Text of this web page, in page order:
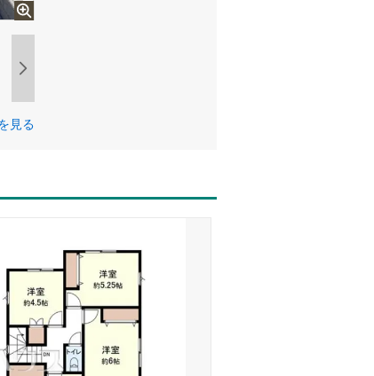
見る